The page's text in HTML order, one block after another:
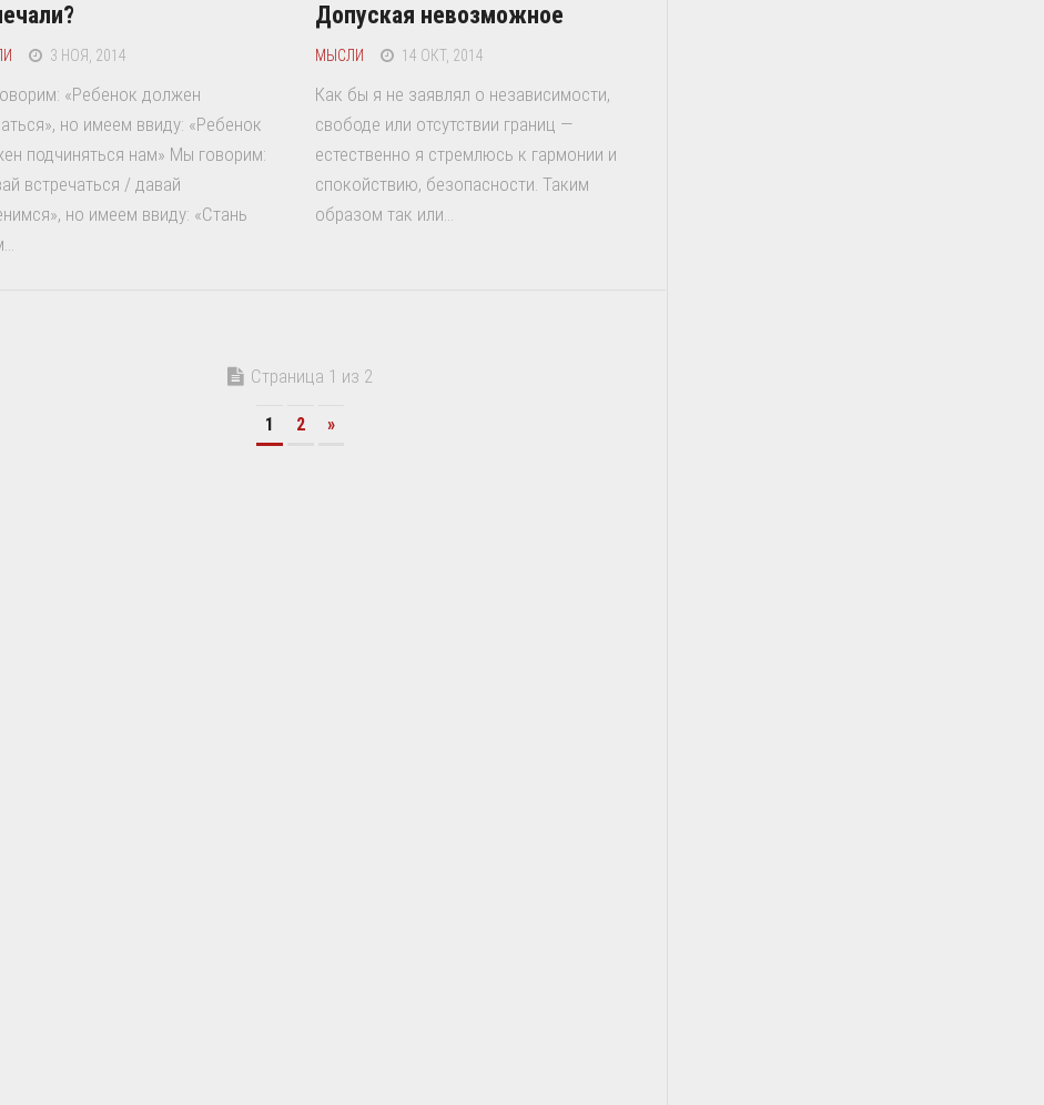
3 НОЯ, 2014
«Ребенок должен
но имеем ввиду: «Ребенок
подчиняться нам» Мы говорим:
встречаться / давай
но имеем ввиду: «Стань
Допуская невозможное
МЫСЛИ 14 ОКТ, 2014
Как бы я не заявлял о независимости,
свободе или отсутствии границ —
естественно я стремлюсь к гармонии и
спокойствию, безопасности. Таким
образом так или...
Страница 1 из 2
1 2 »